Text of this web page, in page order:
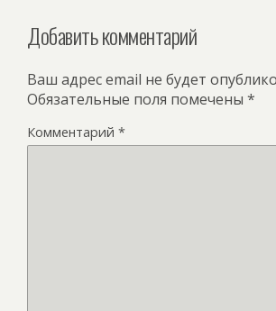
Добавить комментарий
Ваш адрес email не будет
Обязательные поля помечены *
Комментарий *